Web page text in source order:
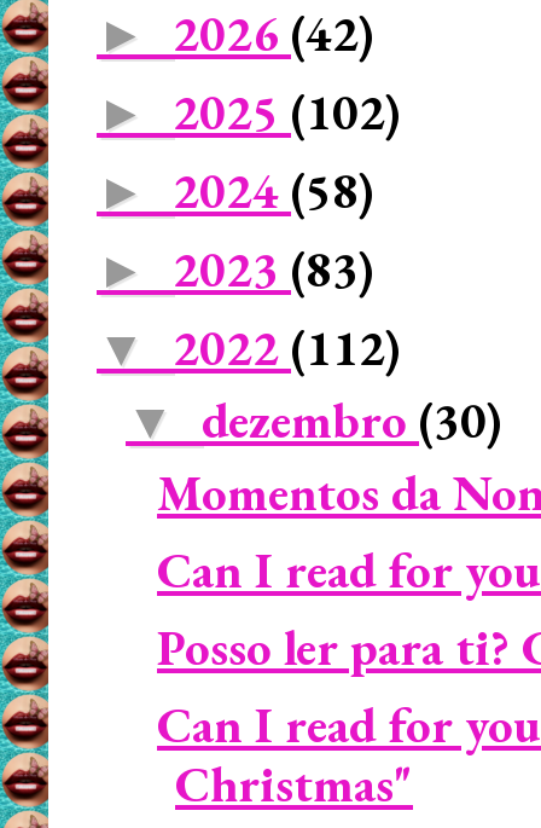
► 2026 (42)
► 2025 (102)
► 2024 (58)
► 2023 (83)
▼ 2022 (112)
▼ dezembro (30)
Momentos da
Can I read for
Posso ler para ti?
Can I read for
Christmas"